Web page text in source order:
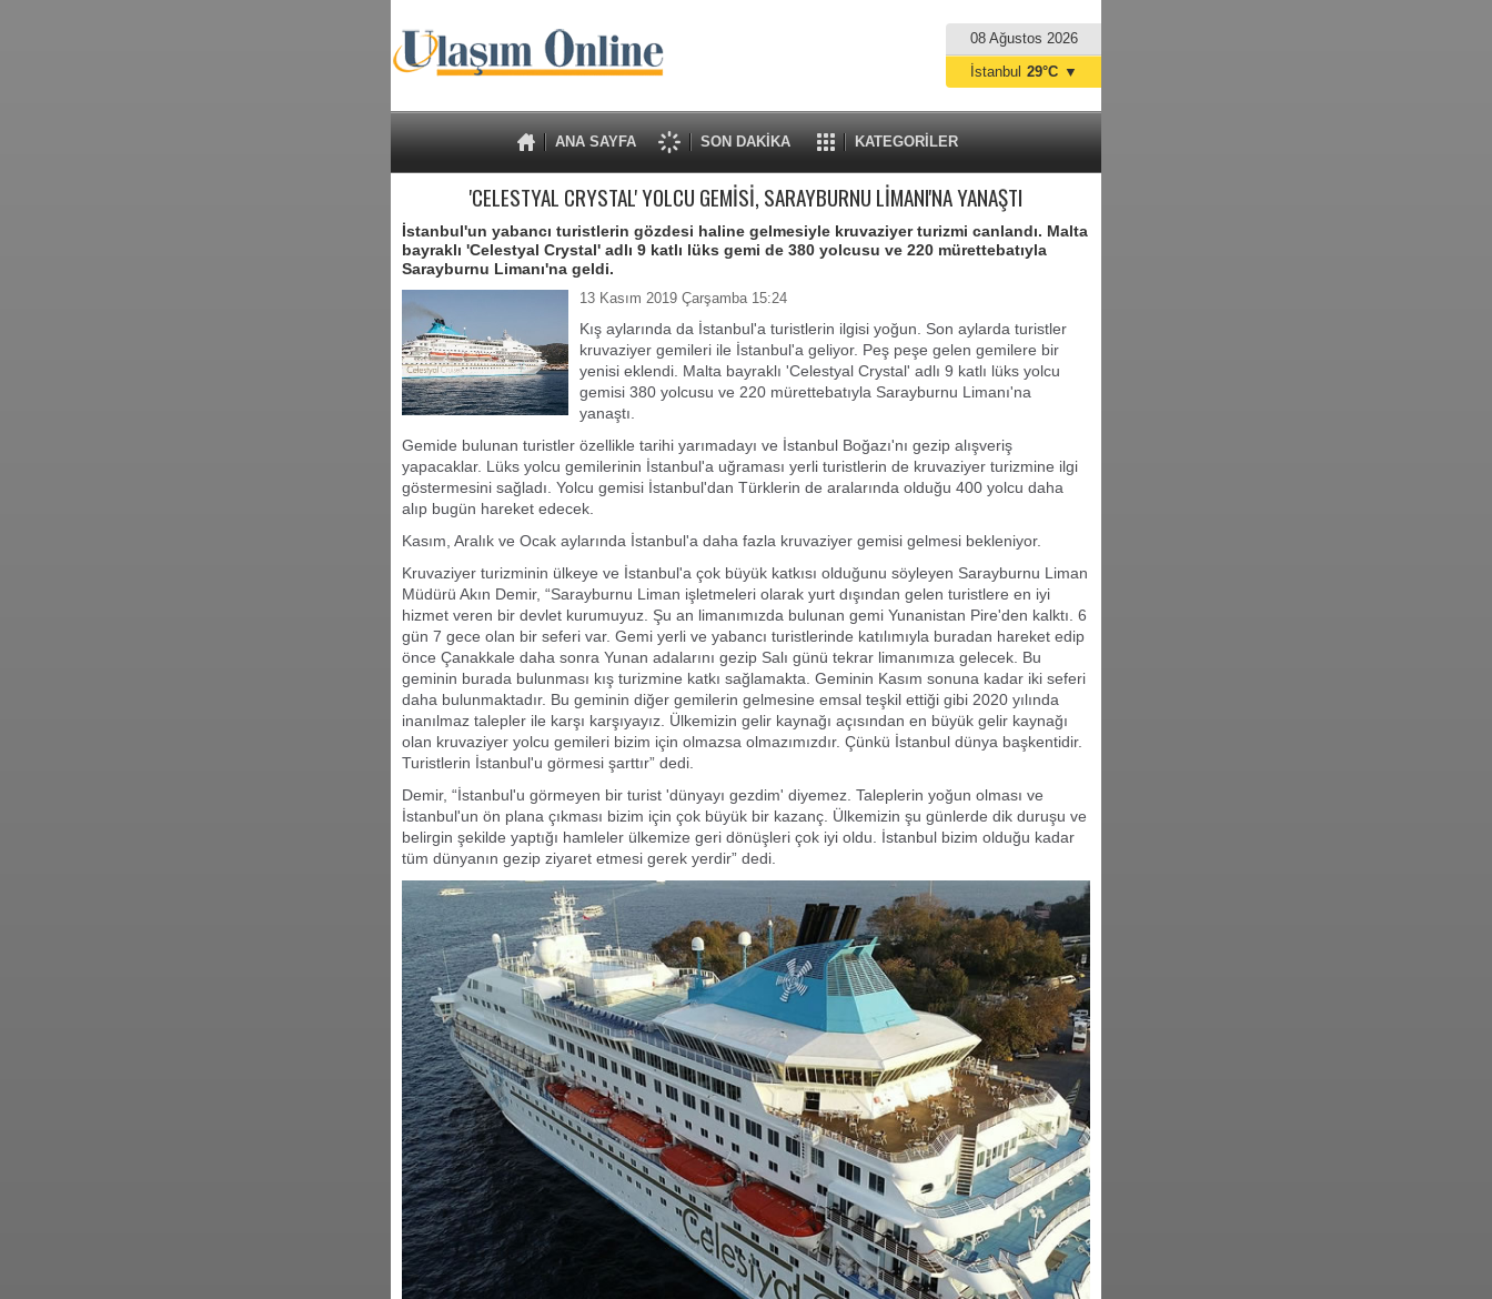
08 Ağustos 2026
ANA SAYFA SON DAKİKA KATEGORİLER
İstanbul 29°C ▼
'CELESTYAL CRYSTAL' YOLCU GEMİSİ, SARAYBURNU LİMANI'NA YANAŞTI
İstanbul'un yabancı turistlerin gözdesi haline gelmesiyle kruvaziyer turizmi canlandı. Malta
bayraklı 'Celestyal Crystal' adlı 9 katlı lüks gemi de 380 yolcusu ve 220 mürettebatıyla
Sarayburnu Limanı'na geldi.
13 Kasım 2019 Çarşamba 15:24
Kış aylarında da İstanbul'a turistlerin ilgisi yoğun. Son aylarda turistler
kruvaziyer gemileri ile İstanbul'a geliyor. Peş peşe gelen gemilere bir
yenisi eklendi. Malta bayraklı 'Celestyal Crystal' adlı 9 katlı lüks yolcu
gemisi 380 yolcusu ve 220 mürettebatıyla Sarayburnu Limanı'na
yanaştı.
Gemide bulunan turistler özellikle tarihi yarımadayı ve İstanbul Boğazı'nı gezip alışveriş
yapacaklar. Lüks yolcu gemilerinin İstanbul'a uğraması yerli turistlerin de kruvaziyer turizmine ilgi
göstermesini sağladı. Yolcu gemisi İstanbul'dan Türklerin de aralarında olduğu 400 yolcu daha
alıp bugün hareket edecek.
Kasım, Aralık ve Ocak aylarında İstanbul'a daha fazla kruvaziyer gemisi gelmesi bekleniyor.
Kruvaziyer turizminin ülkeye ve İstanbul'a çok büyük katkısı olduğunu söyleyen Sarayburnu Liman
Müdürü Akın Demir, “Sarayburnu Liman işletmeleri olarak yurt dışından gelen turistlere en iyi
hizmet veren bir devlet kurumuyuz. Şu an limanımızda bulunan gemi Yunanistan Pire'den kalktı. 6
gün 7 gece olan bir seferi var. Gemi yerli ve yabancı turistlerinde katılımıyla buradan hareket edip
önce Çanakkale daha sonra Yunan adalarını gezip Salı günü tekrar limanımıza gelecek. Bu
geminin burada bulunması kış turizmine katkı sağlamakta. Geminin Kasım sonuna kadar iki seferi
daha bulunmaktadır. Bu geminin diğer gemilerin gelmesine emsal teşkil ettiği gibi 2020 yılında
inanılmaz talepler ile karşı karşıyayız. Ülkemizin gelir kaynağı açısından en büyük gelir kaynağı
olan kruvaziyer yolcu gemileri bizim için olmazsa olmazımızdır. Çünkü İstanbul dünya başkentidir.
Turistlerin İstanbul'u görmesi şarttır” dedi.
Demir, “İstanbul'u görmeyen bir turist 'dünyayı gezdim' diyemez. Taleplerin yoğun olması ve
İstanbul'un ön plana çıkması bizim için çok büyük bir kazanç. Ülkemizin şu günlerde dik duruşu ve
belirgin şekilde yaptığı hamleler ülkemize geri dönüşleri çok iyi oldu. İstanbul bizim olduğu kadar
tüm dünyanın gezip ziyaret etmesi gerek yerdir” dedi.